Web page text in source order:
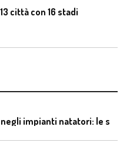
città con 16 stadi